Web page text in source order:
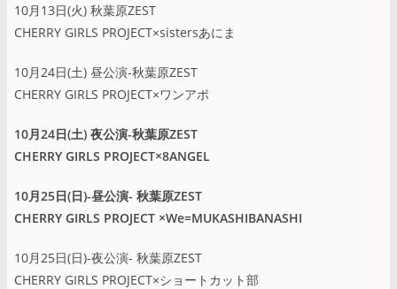
10月13日(火) 秋葉原ZEST
CHERRY GIRLS PROJECT×sistersあにま
10月24日(土) 昼公演-秋葉原ZEST
CHERRY GIRLS PROJECT×ワンアポ
10月24日(土) 夜公演-秋葉原ZEST
CHERRY GIRLS PROJECT×8ANGEL
10月25日(日)-昼公演- 秋葉原ZEST
CHERRY GIRLS PROJECT ×We=MUKASHIBANASHI
10月25日(日)-夜公演- 秋葉原ZEST
CHERRY GIRLS PROJECT×ショートカット部